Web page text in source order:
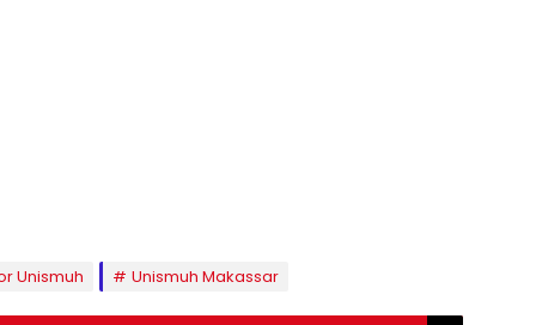
Unismuh Unismuh Makassar